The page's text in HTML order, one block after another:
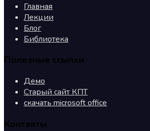
Главная
Лекции
Блог
Библиотека
Полезные ссылки
Демо
Старый сайт КПТ
скачать microsoft office
Контакты